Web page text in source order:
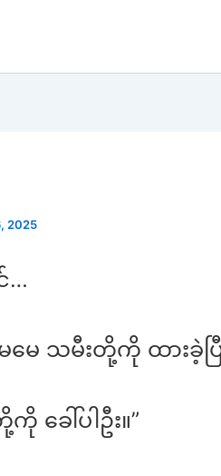
2025
…
မေ သမီးတို့ကို ထားခဲ့ပြီ
ခေါ်ပါဦး။”